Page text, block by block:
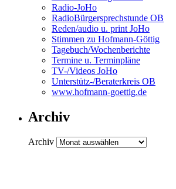
Radio-JoHo
RadioBürgersprechstunde OB
Reden/audio u. print JoHo
Stimmen zu Hofmann-Göttig
Tagebuch/Wochenberichte
Termine u. Terminpläne
TV-/Videos JoHo
Unterstütz-/Beraterkreis OB
www.hofmann-goettig.de
Archiv
Archiv